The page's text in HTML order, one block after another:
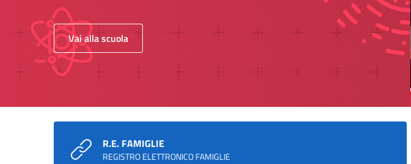
Vai alla scuola
R.E. FAMIGLIE
REGISTRO ELETTRONICO FAMIGLIE